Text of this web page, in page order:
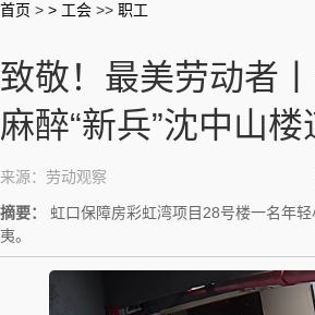
首页 > > 工会 >> 职工
致敬！最美劳动者
麻醉“新兵”沈中山
来源：劳动观察
摘要：
虹口保障房彩虹湾项目28号楼一名年
夷。